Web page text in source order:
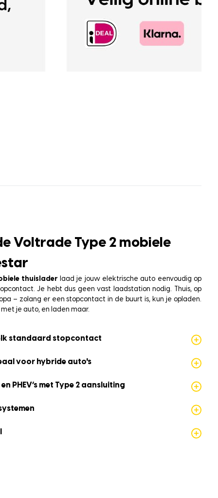
Voltrade Type 2 mobiele
thuisladerlaad je jouw elektrische auto eenvoudig op
Je hebt dus geen vast laadstation nodig. Thuis, op
– zolang er een stopcontact in de buurt is, kun je opladen.
je auto, en laden maar.
standaard stopcontact
voor hybride auto's
PHEV’s met Type 2 aansluiting